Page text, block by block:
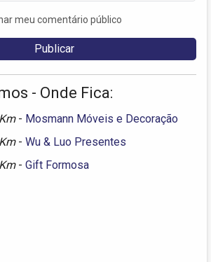
meu comentário público
- Onde Fica:
- Mosmann Móveis e Decoração
- Wu & Luo Presentes
- Gift Formosa